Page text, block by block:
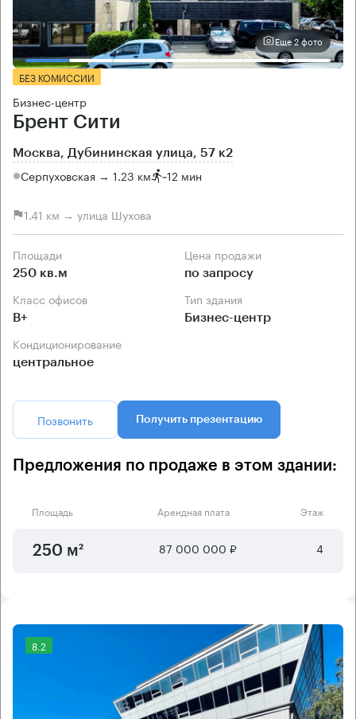
Еще 2 фото
БЕЗ КОМИССИИ
Бизнес-центр
Брент Сити
Москва, Дубининская улица, 57 к2
Серпуховская → 1.23 км ~12 мин
1.41 км → улица Шухова
Площади
250 кв.м
Цена продажи
по запросу
Класс офисов
B+
Тип здания
Бизнес-центр
Кондиционирование
центральное
Позвонить Получить презентацию
Предложения по продаже в этом здании:
Площадь Арендная плата Этаж
250 м² 87 000 000 ₽ 4
8.2